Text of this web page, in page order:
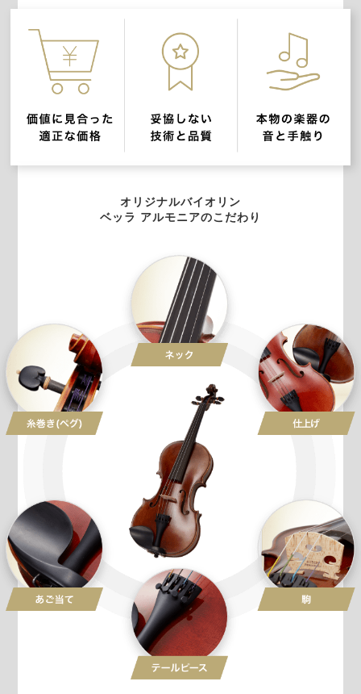
オリジナルバイオリン
ベッラ アルモニアのこだわり